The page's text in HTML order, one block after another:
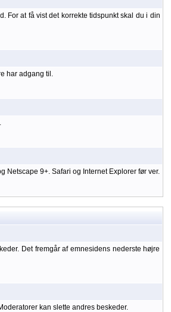
For at få vist det korrekte tidspunkt skal du i din
har adgang til.
Netscape 9+. Safari og Internet Explorer før ver.
Det fremgår af emnesidens nederste højre
kan slette andres beskeder.